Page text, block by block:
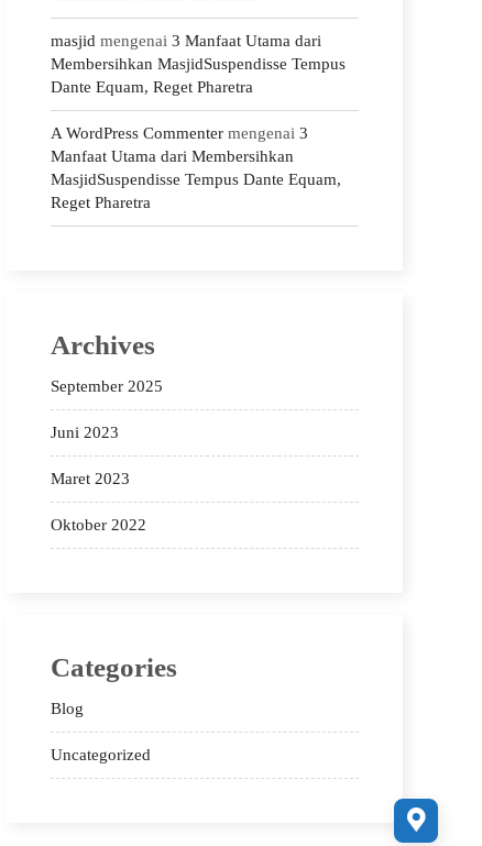
masjid mengenai 3 Manfaat Utama dari
Membersihkan MasjidSuspendisse Tempus
Dante Equam, Reget Pharetra
A WordPress Commenter mengenai 3
Manfaat Utama dari Membersihkan
MasjidSuspendisse Tempus Dante Equam,
Reget Pharetra
Archives
September 2025
Juni 2023
Maret 2023
Oktober 2022
Categories
Blog
Uncategorized